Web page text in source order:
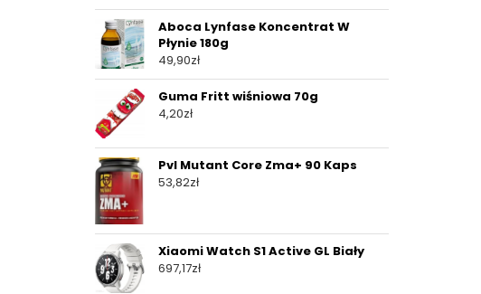
Aboca Lynfase Koncentrat W
Płynie 180g
49,90zł
Guma Fritt wiśniowa 70g
4,20zł
Pvl Mutant Core Zma+ 90 Kaps
53,82zł
Xiaomi Watch S1 Active GL Biały
697,17zł